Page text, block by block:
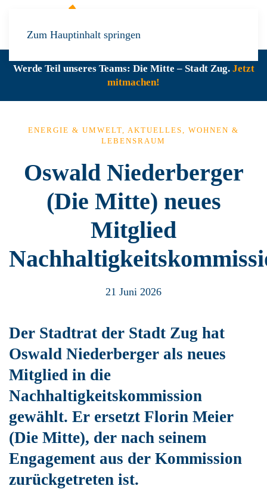
Zum Hauptinhalt springen
Werde Teil unseres Teams: Die Mitte – Stadt Zug. Jetzt
mitmachen!
ENERGIE & UMWELT, AKTUELLES, WOHNEN &
LEBENSRAUM
Oswald Niederberger
(Die Mitte) neues
Mitglied
21 Juni 2026
Der Stadtrat der Stadt Zug hat
Oswald Niederberger als neues
Mitglied in die
Nachhaltigkeitskommission
gewählt. Er ersetzt Florin Meier
(Die Mitte), der nach seinem
Engagement aus der Kommission
zurückgetreten ist.